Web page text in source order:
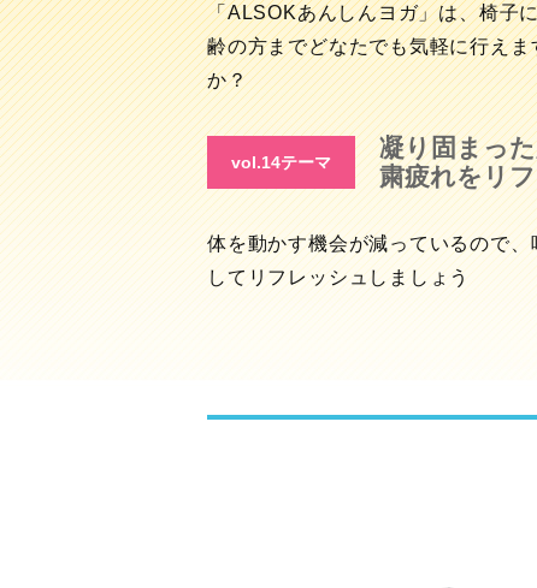
「ALSOKあんしんヨガ」は、椅子
齢の方までどなたでも気軽に行え
か？
vol.14テーマ
凝り固まっ
粛疲れをリ
体を動かす機会が減っているので
してリフレッシュしましょう